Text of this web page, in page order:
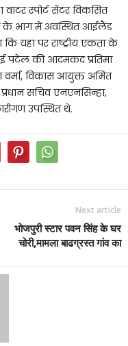
स्पोर्ट सेंटर विकसित
के भाग में अवस्थित आईलैंड
यहां पर राष्ट्रीय एकता के
पटेल की आदमकद प्रतिमा
विकास आयुक्त अमित
सचिव एनएनसिन्हा,
उपस्थित थे.
Next article
भोजपुरी स्टार पवन सिंह के घर
चोरी,मामला बाढग्रस्त गांव का